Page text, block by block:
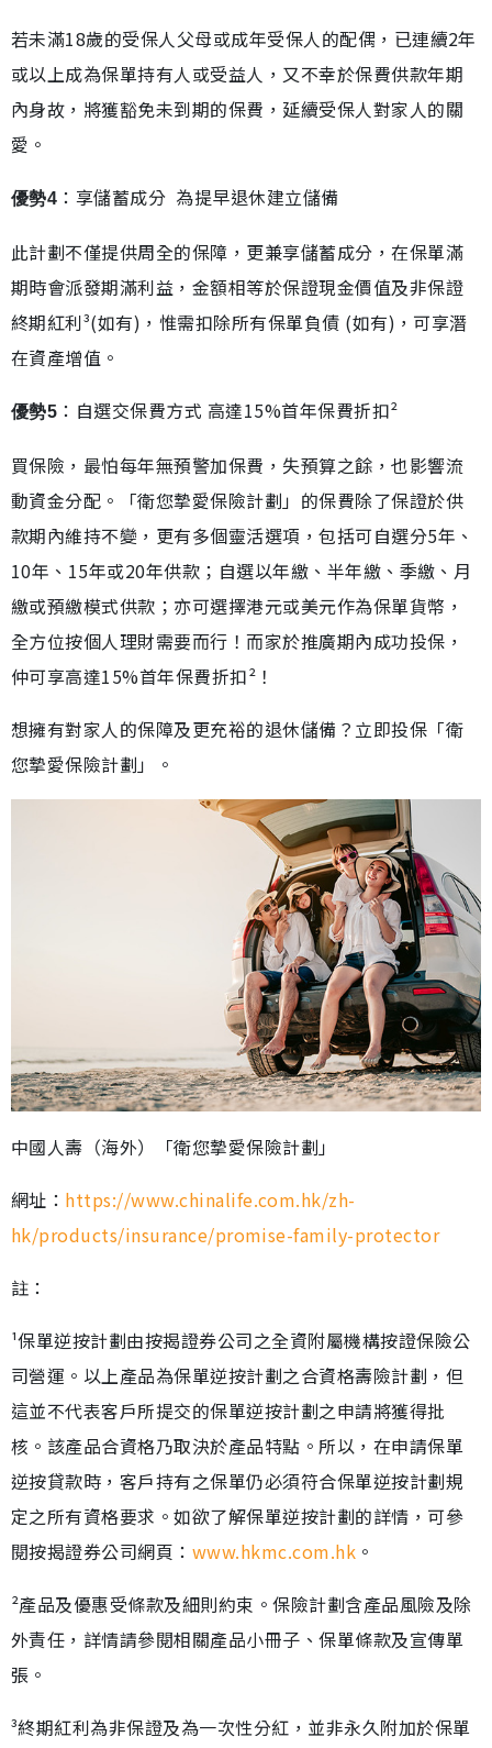
若未滿18歲的受保人父母或成年受保人的配偶，已連續2年
或以上成為保單持有人或受益人，又不幸於保費供款年期
內身故，將獲豁免未到期的保費，延續受保人對家人的關
愛。
優勢4 ：享儲蓄成分 為提早退休建立儲備
此計劃不僅提供周全的保障，更兼享儲蓄成分，在保單滿
期時會派發期滿利益，金額相等於保證現金價值及非保證
終期紅利³(如有)，惟需扣除所有保單負債 (如有)，可享潛
在資產增值。
優勢5 ：自選交保費方式 高達15%首年保費折扣²
買保險，最怕每年無預警加保費，失預算之餘，也影響流
動資金分配。「衛您摯愛保險計劃」的保費除了保證於供
款期內維持不變，更有多個靈活選項，包括可自選分5年、
10年、15年或20年供款；自選以年繳、半年繳、季繳、月
繳或預繳模式供款；亦可選擇港元或美元作為保單貨幣，
全方位按個人理財需要而行！而家於推廣期內成功投保，
仲可享高達15%首年保費折扣²！
想擁有對家人的保障及更充裕的退休儲備？立即投保「衛
您摯愛保險計劃」。
中國人壽（海外）「衛您摯愛保險計劃」
網址： https://www.chinalife.com.hk/zh-
hk/products/insurance/promise-family-protector
註：
¹保單逆按計劃由按揭證券公司之全資附屬機構按證保險公
司營運。以上產品為保單逆按計劃之合資格壽險計劃，但
這並不代表客戶所提交的保單逆按計劃之申請將獲得批
核。該產品合資格乃取決於產品特點。所以，在申請保單
逆按貸款時，客戶持有之保單仍必須符合保單逆按計劃規
定之所有資格要求。如欲了解保單逆按計劃的詳情，可參
閱按揭證券公司網頁： www.hkmc.com.hk 。
²產品及優惠受條款及細則約束。保險計劃含產品風險及除
外責任，詳情請參閱相關產品小冊子、保單條款及宣傳單
張。
³終期紅利為非保證及為一次性分紅，並非永久附加於保單